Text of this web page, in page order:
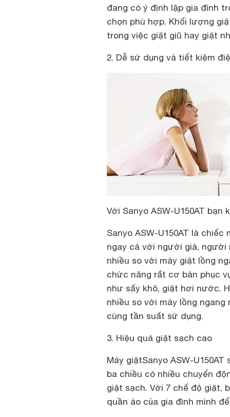
đang có ý định lập gia đình
chọn phù hợp. Khối lượng
trong việc giặt giũ hay giặt
2. Dễ sử dụng và tiết kiệm
Với Sanyo ASW-U150AT
Sanyo ASW-U150AT là
ngay cả với người già,
nhiều so với máy giặt lồng
chức năng rất cơ bản phục
như sấy khô, giặt hơi nước.
nhiều so với máy lồng
cùng tần suất sử dụng.
3. Hiệu quả giặt sạch cao
Máy giặtSanyo ASW-
ba chiều có nhiều chuyển
giặt sạch. Với 7 chế độ giặt,
quần áo của gia đình mình